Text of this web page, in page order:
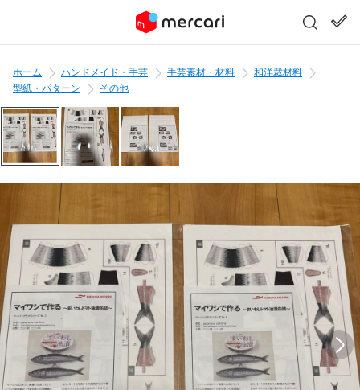
ホーム ハンドメイド・手芸 手芸素材・材料
和洋裁材料
型紙・パターン
その他